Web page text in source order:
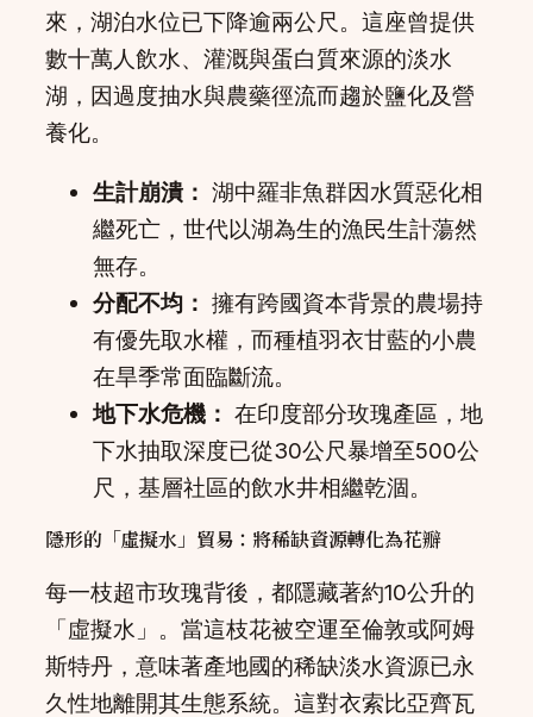
來，湖泊水位已下降逾兩公尺。這座曾提供
數十萬人飲水、灌溉與蛋白質來源的淡水
湖，因過度抽水與農藥徑流而趨於鹽化及營
養化。
生計崩潰： 湖中羅非魚群因水質惡化相
繼死亡，世代以湖為生的漁民生計蕩然
無存。
分配不均： 擁有跨國資本背景的農場持
有優先取水權，而種植羽衣甘藍的小農
在旱季常面臨斷流。
地下水危機： 在印度部分玫瑰產區，地
下水抽取深度已從30公尺暴增至500公
尺，基層社區的飲水井相繼乾涸。
隱形的「虛擬水」貿易：將稀缺資源轉化為花瓣
每一枝超市玫瑰背後，都隱藏著約10公升的
「虛擬水」。當這枝花被空運至倫敦或阿姆
斯特丹，意味著產地國的稀缺淡水資源已永
久性地離開其生態系統。這對衣索比亞齊瓦